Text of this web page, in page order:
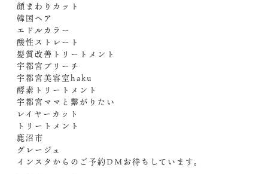
顔まわりカット
韓国ヘア
エドルカラー
酸性ストレート
髪質改善トリートメント
宇都宮ブリーチ
宇都宮美容室haku
酵素トリートメント
宇都宮ママと繋がりたい
レイヤーカット
トリートメント
鹿沼市
グレージュ
インスタからのご予約DM️お待ちしています。